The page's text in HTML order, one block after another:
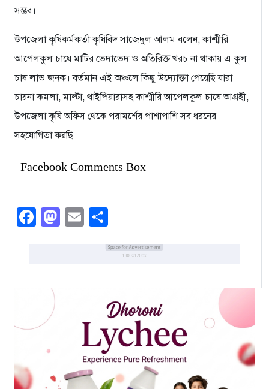
সম্ভব।
উপজেলা কৃষিকর্মকর্তা কৃষিবিদ সাজেদুল আলম বলেন, কাশ্মীরি
আপেলকুল চাষে মাটির ভেদাভেদ ও অতিরিক্ত খরচ না থাকায় এ কুল
চাষ লাভ জনক। বর্তমান এই অঞ্চলে কিছু উদ্যোক্তা পেয়েছি যারা
চায়না কমলা, মাল্টা, থাইপিয়ারাসহ কাশ্মীরি আপেলকুল চাষে আগ্রহী,
উপজেলা কৃষি অফিস থেকে পরামর্শের পাশাপাশি সব ধরনের
সহযোগিতা করছি।
Facebook Comments Box
Facebook
Mastodon
Email